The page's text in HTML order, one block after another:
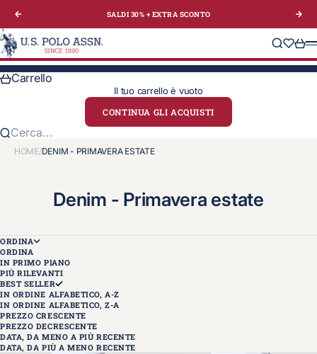
Precedente
SALDI 30% + EXTRA SCONTO
U.S. Polo Assn. Italy
Cerca
Carrello
Il tuo carrello è vuoto
CONTINUA GLI ACQUISTI
Cerca...
HOME/DENIM - PRIMAVERA ESTATE
Denim - Primavera estate
ORDINA
ORDINA
IN PRIMO PIANO
PIÙ RILEVANTI
BEST SELLER
IN ORDINE ALFABETICO, A-Z
IN ORDINE ALFABETICO, Z-A
PREZZO CRESCENTE
PREZZO DECRESCENTE
DATA, DA MENO A PIÙ RECENTE
DATA, DA PIÙ A MENO RECENTE